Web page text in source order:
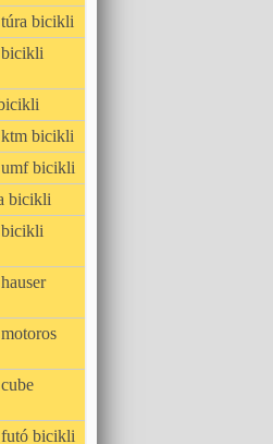
bicikli
bicikli
ktm bicikli
umf bicikli
bicikli
bicikli
futó bicikli